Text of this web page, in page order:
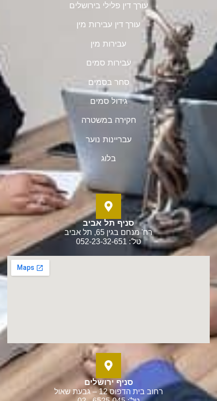
עורך דין פלילי בירושלים
עורך דין עבירות מין
עבירות מין
עבירות סמים
סחר בסמים
גידול סמים
חקירה במשטרה
עבריינות נוער
בלוג
סניף תל אביב
רח' מנחם בגין 65, תל אביב
טל': 052-23-32-651
סניף ירושלים
רחוב בית הדפוס 12 – גבעת שאול